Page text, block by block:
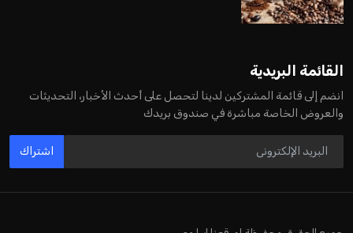
2027، ويجعله المرشح الأكثر حظًا حتى الآن.
لإنفانتينو في الآونة الأخيرة. حتى الآن، لم يتقدم أي مرشح منافس
في السباق الانتخابي، ولم تتمكن الأصوات المعارضة من التوصل إلى
اسم يوازن موقف إنفانتينو، قبل انتهاء فترة الترشح في نوفمبر
المقبل.
يعتمد إنفانتينو على قاعدة دعم قوية من الاتحادات القارية المختلفة،
اتحادات أمريكا الجنوبية والكونكاكاف. وقد ساهمت مجموعة من